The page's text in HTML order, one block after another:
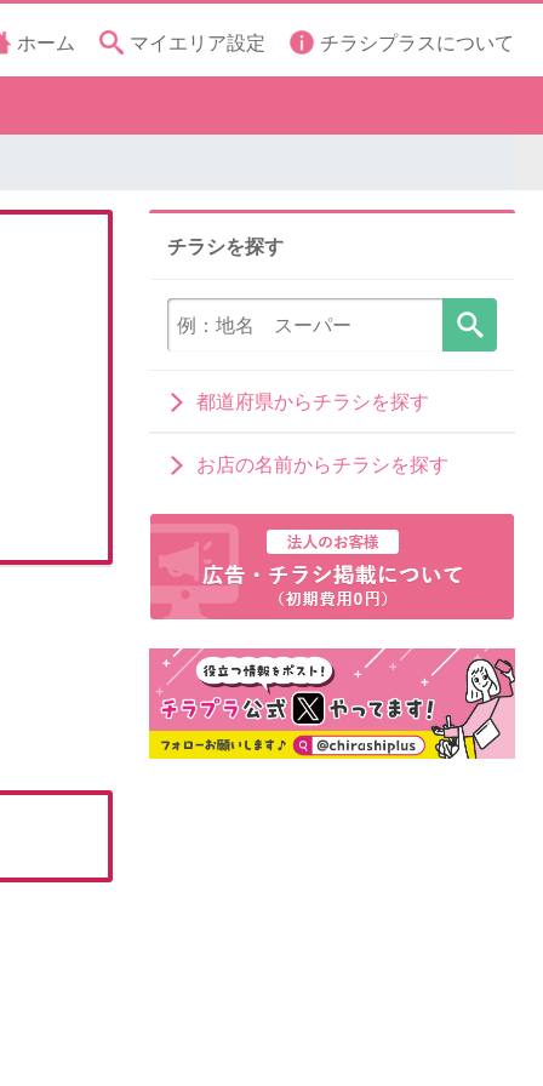
ホーム マイエリア設定 チラシプラスについて
チラシを探す
都道府県からチラシを探す
お店の名前からチラシを探す